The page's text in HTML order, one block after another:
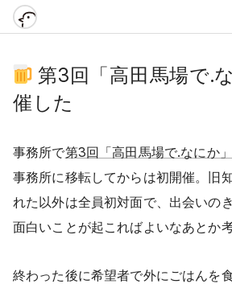
第3回「高田馬場で.
催した
事務所で第3回「高田馬場で.なにか」
事務所に移転してからは初開催。旧
れた以外は全員初対面で、出会いの
面白いことが起こればよいなあとか考
終わった後に希望者で外にごはんを